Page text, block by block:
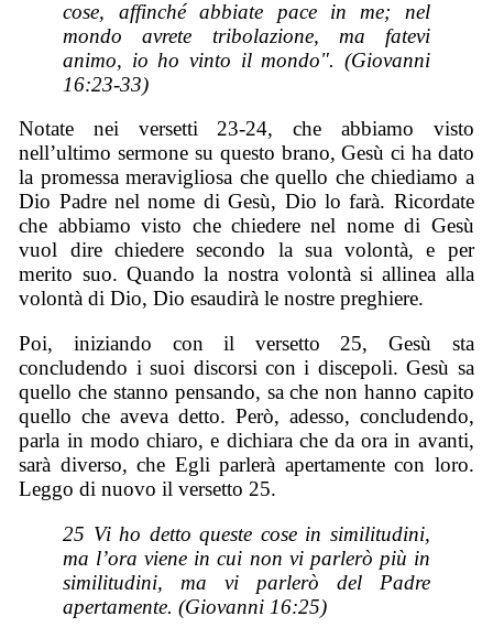
cose, affinché abbiate pace in me; nel
mondo avrete tribolazione, ma fatevi
animo, io ho vinto il mondo". (Giovanni
16:23-33)
Notate nei versetti 23-24, che abbiamo visto
nell’ultimo sermone su questo brano, Gesù ci ha dato
la promessa meravigliosa che quello che chiediamo a
Dio Padre nel nome di Gesù, Dio lo farà. Ricordate
che abbiamo visto che chiedere nel nome di Gesù
vuol dire chiedere secondo la sua volontà, e per
merito suo. Quando la nostra volontà si allinea alla
volontà di Dio, Dio esaudirà le nostre preghiere.
Poi, iniziando con il versetto 25, Gesù sta
concludendo i suoi discorsi con i discepoli. Gesù sa
quello che stanno pensando, sa che non hanno capito
quello che aveva detto. Però, adesso, concludendo,
parla in modo chiaro, e dichiara che da ora in avanti,
sarà diverso, che Egli parlerà apertamente con loro.
Leggo di nuovo il versetto 25.
25 Vi ho detto queste cose in similitudini,
ma l’ora viene in cui non vi parlerò più in
similitudini, ma vi parlerò del Padre
apertamente. (Giovanni 16:25)